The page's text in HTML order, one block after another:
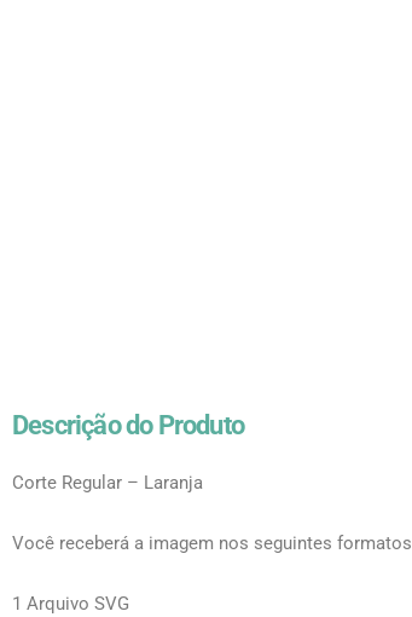
Descrição do Produto
Corte Regular – Laranja
Você receberá a imagem nos seguintes
1 Arquivo SVG